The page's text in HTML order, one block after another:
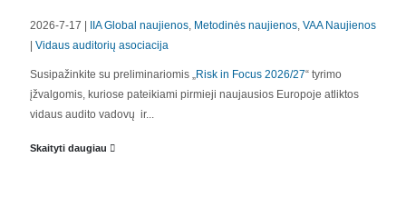
2026-7-17 | IIA Global naujienos Metodinės naujienos VAA Naujienos
| Vidaus auditorių asociacija
Susipažinkite su preliminariomis „ Risk in Focus 2026/27“ tyrimo
įžvalgomis, kuriose pateikiami pirmieji naujausios Europoje atliktos
vidaus audito vadovų ir...
Skaityti daugiau
APIE MUS